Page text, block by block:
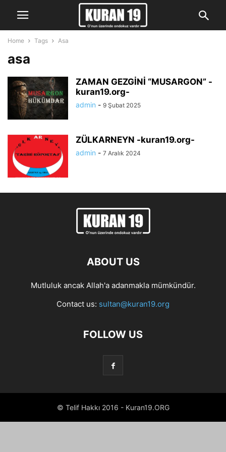
Home Tags Asa
asa
ZAMAN GEZGİNİ “MUSARGON” -
kuran19.org-
admin - 9 Şubat 2025
ZÜLKARNEYN -kuran19.org-
admin - 7 Aralık 2024
ABOUT US
Mutluluk ancak Allah'a adanmakla mümkündür.
Contact us: sultan@kuran19.org
FOLLOW US
© Telif Hakkı 2016 - Kuran19.ORG